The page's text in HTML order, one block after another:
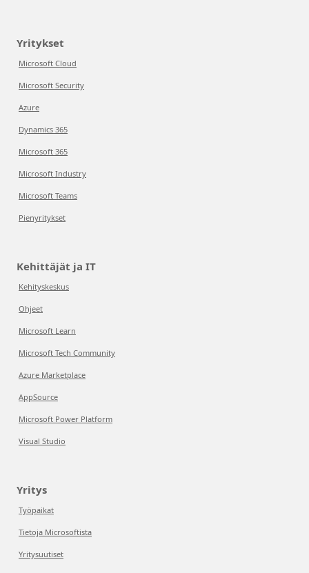
Yritykset
Microsoft Cloud
Microsoft Security
Azure
Dynamics 365
Microsoft 365
Microsoft Industry
Microsoft Teams
Pienyritykset
Kehittäjät ja IT
Kehityskeskus
Ohjeet
Microsoft Learn
Microsoft Tech Community
Azure Marketplace
AppSource
Microsoft Power Platform
Visual Studio
Yritys
Työpaikat
Tietoja Microsoftista
Yritysuutiset